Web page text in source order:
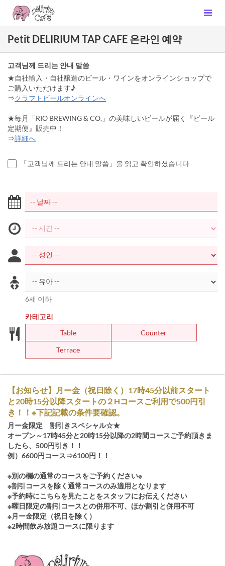
Petit DELIRIUM TAP CAFE 온라인 예약
고객님께 드리는 안내 말씀
★自社輸入・自社醸造のビール・ワインをオンラインショップで
ご購入いただけます♪
⇒クラフトビールオンラインへ
★毎月「RIO BREWING & CO.」の美味しいビールが届く『ビール
定期便』販売中！
⇒詳細へ
「고객님께 드리는 안내 말씀」을 읽고 확인하셨습니다
6세 이하
카테고리
Table
Counter
Terrace
【お知らせ】月ー金（祝日除く）17時45分以前スタート
と20時15分以降スタートの２Hコースご利用で500円引
き！！※下記記載の条件要確認。
月ー金限定 割引きスペシャル☆★
オープン～17時45分と20時15分以降の2時間コースご予約頂きま
したら、500円引き！！
例）6600円コース⇒6100円！！
※別の欄の通常のコースをご予約ください※
※割引コースを除く通常コースのみ適用となります
※予約時にこちらを見たことをスタッフにお伝えください
※曜日限定の割引コースとの併用不可、ほか割引と併用不可
※月ー金限定（祝日を除く）
※2時間飲み放題コースに限ります